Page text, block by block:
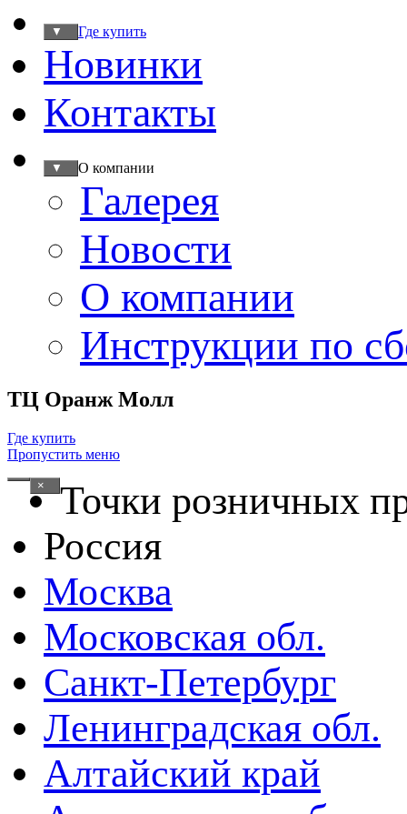
Где купить
▼
Новинки
Контакты
О компании
▼
Галерея
Новости
О компании
Инструкции по
ТЦ Оранж Молл
Где купить
Пропустить меню
×
Точки розничных
Россия
Москва
Московская обл.
Санкт-Петербург
Ленинградская обл.
Алтайский край